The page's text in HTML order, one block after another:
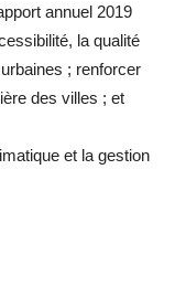
annuel 2019
la qualité
; renforcer
des villes ; et
et la gestion